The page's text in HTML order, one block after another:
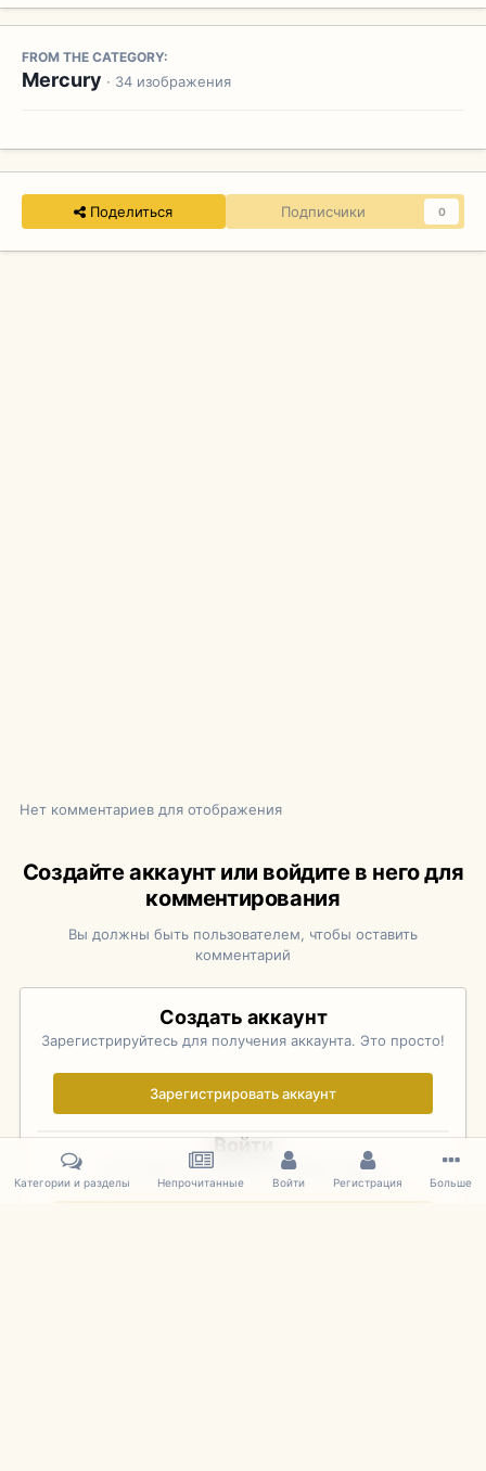
FROM THE CATEGORY:
Mercury · 34 изображения
Поделиться Подписчики 0
Нет комментариев для отображения
Создайте аккаунт или войдите в него для
комментирования
Вы должны быть пользователем, чтобы оставить
комментарий
Создать аккаунт
Зарегистрируйтесь для получения аккаунта. Это просто!
Зарегистрировать аккаунт
Войти
Уже зарегистрированы? Войдите здесь.
Категории и разделы Непрочитанные Войти Регистрация Больше